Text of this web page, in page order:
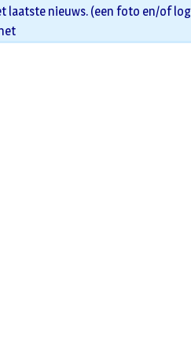
laatste nieuws. (een foto en/of